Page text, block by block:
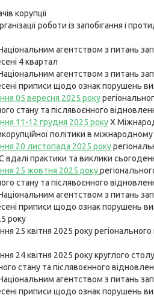
корупції
роботи із запобігання і
агентством з питань
4 квартал
агентством з питань
приписи щодо ознак порушень
05 вересня 2025 року
стану та післявоєнного
11-12 грудня 2025 рокуХ
політики в міжнародному
20 листопада 2025 року
вдалі практики та виклики
25 жовтня 2025 року
стану та післявоєнного
агентством з питань
приписи щодо ознак порушень
року
25 квітня 2025 року регіонального
24 квітня 2025 року круглого
стану та післявоєнного
агентством з питань
приписи щодо ознак порушень